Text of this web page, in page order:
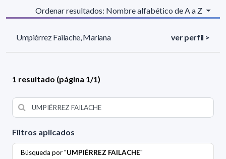
Filtros aplicados
Búsqueda por "UMPIÉRREZ FAILACHE"
Ordenar resultados: Nombre alfabético de A a Z
Umpiérrez Failache, Mariana ver perfil >
1 resultado (página 1/1)